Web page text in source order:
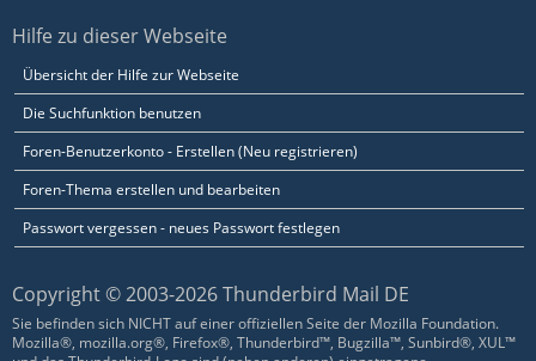
Hilfe zu dieser Webseite
Übersicht der Hilfe zur Webseite
Die Suchfunktion benutzen
Foren-Benutzerkonto - Erstellen (Neu registrieren)
Foren-Thema erstellen und bearbeiten
Passwort vergessen - neues Passwort festlegen
Copyright © 2003-2026 Thunderbird Mail DE
Sie befinden sich NICHT auf einer offiziellen Seite der Mozilla Foundation.
Mozilla®, mozilla.org®, Firefox®, Thunderbird™, Bugzilla™, Sunbird®, XUL™